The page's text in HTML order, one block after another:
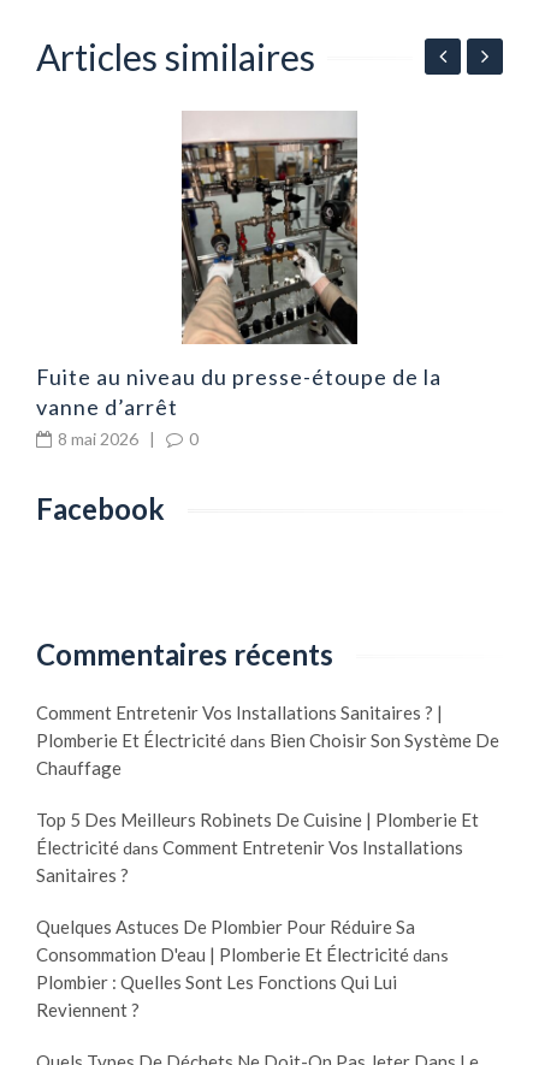
Articles similaires
Fuite au niveau du presse-étoupe de la
vanne d’arrêt
8 mai 2026 | 0
Facebook
Commentaires récents
Comment Entretenir Vos Installations Sanitaires ? |
Plomberie Et Électricitédans Bien Choisir Son Système De
Chauffage
Top 5 Des Meilleurs Robinets De Cuisine | Plomberie Et
Électricitédans Comment Entretenir Vos Installations
Sanitaires ?
Quelques Astuces De Plombier Pour Réduire Sa
Consommation D'eau | Plomberie Et Électricitédans
Plombier : Quelles Sont Les Fonctions Qui Lui
Reviennent ?